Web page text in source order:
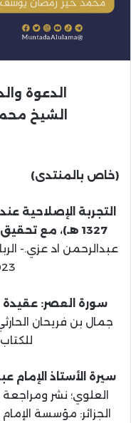
الدعوة
الشيخ
(خاص بالمنتدى)
التجربة الإصلاحية
1327 هـ)، مع تحقيق وترجمة منظوماته الأمازيغية
2023 م
سورة العصر: عقيدة
للكتاب، 1445 هـ،
سيرة الأستاذ الإمام
العلوي؛ نشر ومراجعة
الجزائر: مؤسسة